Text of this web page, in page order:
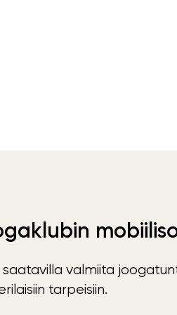
saatavilla valmiita
tarpeisiin.